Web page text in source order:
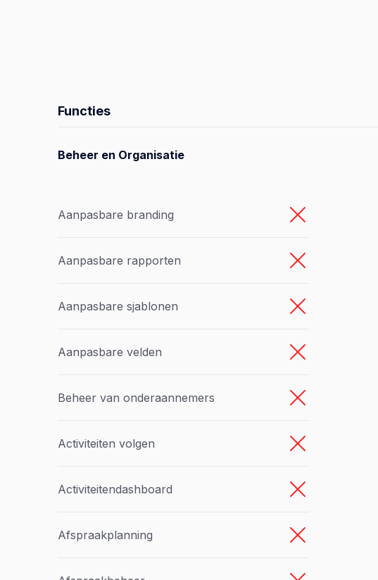
Functies
Beheer en Organisatie
Aanpasbare branding
Aanpasbare rapporten
Aanpasbare sjablonen
Aanpasbare velden
Beheer van onderaannemers
Activiteiten volgen
Activiteitendashboard
Afspraakplanning